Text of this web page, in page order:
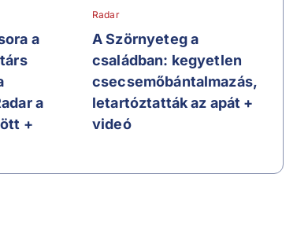
a
a
+
Radar
A Szörnyeteg a
családban: kegyetlen
csecsemőbántalmazás,
letartóztatták az apát +
videó